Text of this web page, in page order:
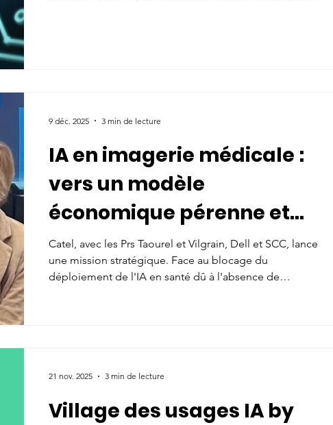
IA en imagerie médicale :
vers un modèle
économique pérenne et
rénové
Catel, avec les Prs Taourel et Vilgrain, Dell et SCC, lance
une mission stratégique. Face au blocage du
déploiement de l'IA en santé dû à l'absence de
9 déc. 2025 3 min de lecture
Village des usages IA by
21 nov. 2025 3 min de lecture